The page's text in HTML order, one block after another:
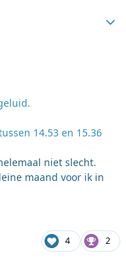
14.53 en 15.36
niet slecht.
maand voor ik in
4 2